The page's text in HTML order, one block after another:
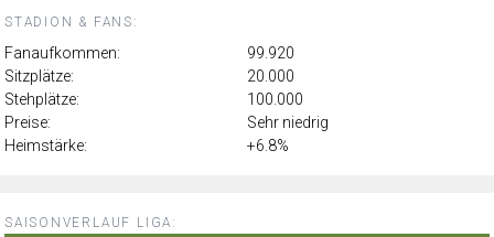
STADION & FANS:
Fanaufkommen:
99.920
Sitzplätze:
20.000
Stehplätze:
100.000
Preise:
Sehr niedrig
Heimstärke:
+6.8%
SAISONVERLAUF LIGA: